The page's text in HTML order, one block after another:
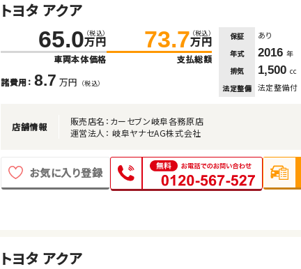
トヨタ アクア
65.0 （税込）
万円
車両本体価格
73.7 （税込）
万円
支払総額
諸費用： 8.7 万円 （税込）
保証 あり
年式 2016 年
排気
1,500 cc
法定整備 法定整備付
店舗情報
販売店名：カーセブン岐阜各務原店
運営法人： 岐阜ヤナセAG株式会社
お気に入り登録
トヨタ アクア